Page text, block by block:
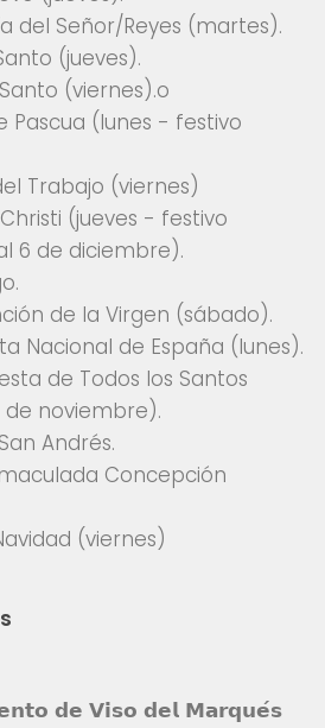
del Señor/Reyes (martes).
(jueves).
(viernes).o
Pascua (lunes - festivo
Trabajo (viernes)
(jueves - festivo
6 de diciembre).
de la Virgen (sábado).
Nacional de España (lunes).
de Todos los Santos
de noviembre).
San Andrés.
Concepción
(viernes)
𝗱𝗲 𝗩𝗶𝘀𝗼 𝗱𝗲𝗹 𝗠𝗮𝗿𝗾𝘂𝗲́𝘀